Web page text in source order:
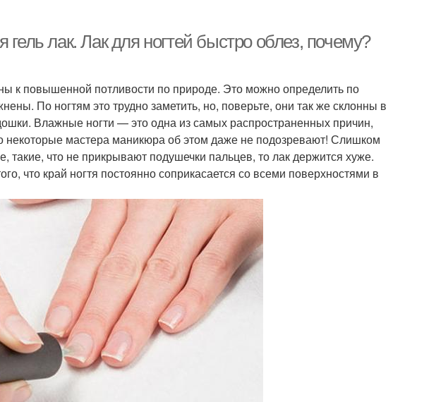
гель лак. Лак для ногтей быстро облез, почему?
к повышенной потливости по природе. Это можно определить по
По ногтям это трудно заметить, но, поверьте, они так же склонны в
Влажные ногти — это одна из самых распространенных причин,
некоторые мастера маникюра об этом даже не подозревают! Слишком
такие, что не прикрывают подушечки пальцев, то лак держится хуже.
что край ногтя постоянно соприкасается со всеми поверхностями в